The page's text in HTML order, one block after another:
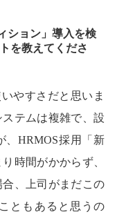
ション」導入を検
を教えてくださ
やすさだと思いま
テムは複雑で、設
、HRMOS採用「新
時間がかからず、
、上司がまだこの
ともあると思うの